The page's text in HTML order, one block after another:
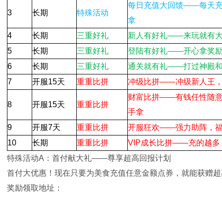
3 长期 特殊活动
每日充值大回馈——每天
拿
4
长期 三重好礼
新人有好礼——来玩就有
5
长期 三重好礼
登陆有好礼——开心拿奖
6
长期 三重好礼
通关就有礼——打过神殿
7
开服15天 重重比拼 冲级比拼——冲级新人王
8 开服15天 重重比拼
财富比拼——有钱任性随
手拿
9
开服7天 重重比拼
开服狂欢——强力助阵，
10
长期 重重比拼
VIP成长比拼——充的越多
特殊活动A：首付献大礼——尊享超高回报计划
首付大优惠！现在只要为美食充值任意金额点券，就能获赠
奖励领取地址：